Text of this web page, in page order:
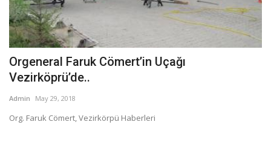
Orgeneral Faruk Cömert’in Uçağı
Vezirköprü’de..
Admin May 29, 2018
Org. Faruk Cömert, Vezirkörpü Haberleri